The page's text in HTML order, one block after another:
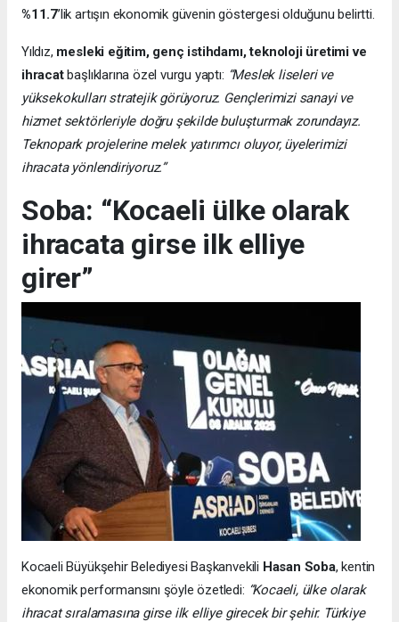
%11.7’lik artışın ekonomik güvenin göstergesi olduğunu belirtti.
Yıldız, mesleki eğitim, genç istihdamı, teknoloji üretimi ve
ihracatbaşlıklarına özel vurgu yaptı: “Meslek liseleri ve
yüksekokulları stratejik görüyoruz. Gençlerimizi sanayi ve
hizmet sektörleriyle doğru şekilde buluşturmak zorundayız.
Teknopark projelerine melek yatırımcı oluyor, üyelerimizi
ihracata yönlendiriyoruz.”
Soba: “Kocaeli ülke olarak
ihracata girse ilk elliye
girer”
Kocaeli Büyükşehir Belediyesi Başkanvekili Hasan Soba, kentin
ekonomik performansını şöyle özetledi: “Kocaeli, ülke olarak
ihracat sıralamasına girse ilk elliye girecek bir şehir. Türkiye